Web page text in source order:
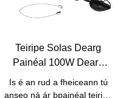
Teiripe Solas Dearg
Painéal 100W Dearg
660nm& Near Teiripe
Solas Infridhearg 850nm
Is é an rud a fheiceann tú
anseo ná ár bpainéal teiripe